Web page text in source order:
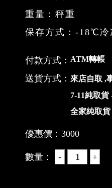
重量：秤重
保存方式：-18℃冷
付款方式： ATM轉帳
送貨方式： 來店自取 ,
7-11純取貨
全家純取貨
優惠價： 3000
數量：